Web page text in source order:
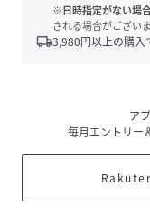
※日時指定がない場
される場合がござい
local_shipping3,980円以上の購入
ア
毎月エントリー